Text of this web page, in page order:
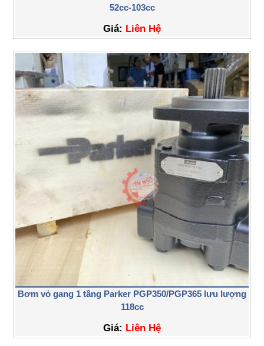
52cc-103cc
Giá: Liên Hệ
Bơm vỏ gang 1 tầng Parker PGP350/PGP365 lưu lượng
118cc
Giá: Liên Hệ